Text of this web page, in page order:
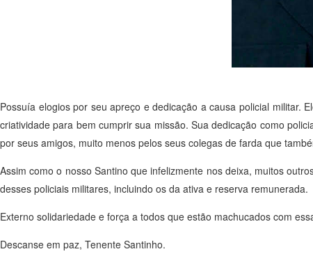
Possuía elogios por seu apreço e dedicação a causa policial militar.
criatividade para bem cumprir sua missão. Sua dedicação como
por seus amigos, muito menos pelos seus colegas de farda que
Assim como o nosso Santino que infelizmente nos deixa, muitos
desses policiais militares, incluindo os da ativa e reserva remunerada.
Externo solidariedade e força a todos que estão machucados com
Descanse em paz, Tenente Santinho.